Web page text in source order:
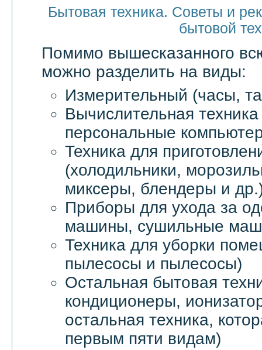
Бытовая техника. Советы и
бытовой
Помимо вышесказанного
можно разделить на виды:
Измерительный (часы,
Вычислительная
персональные
Техника для
(холодильники,
миксеры, блендеры и
Приборы для ухода за
машины, сушильные
Техника для уборки
пылесосы и пылесосы)
Остальная бытовая
кондиционеры,
остальная техника,
первым пяти видам)